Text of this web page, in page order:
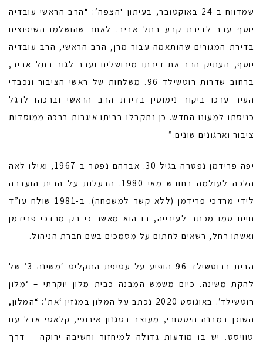
שמדווח ב-24 באוקטובר, בעיתון ‘הצפה’: “הרב הראשי עובדיה
יוסף עבר לדירת קבע בתל אביב. לאחר שהושלמו השיפוצים
בדירת המגורים שהותאמה עבור מרן, הרב הראשי, הרב עובדיה
יוסף, העתיק הרב את דירתו מירושלים ועבר לגור בתל אביב,
ברחוב שדרות רוטשילד 96. משלחות של ראשי הציבור ונכבדי
העיר ערכו ביקור נימוסין בדירת הרב הראשי וברכהו לרגל
כניסתו למעונו החדש. כן נתקבלו בביתו איגרות ברכה ממוסדות
ציבור וארגונים שונים.”
יפה פרידמן נפטרה בגיל 30. אברהם נפטר ב-1967, ואילו לאה
הלכה לעולמה בחודש מאי 1980. הבעלות על הבית הועברה
לידי מרדכי פרידמן (ללא קשר למשפחה). ב-1981 שולח עו”ד
חיים סמו מכתב לעירייה, בו הוא מאשר כי רק מרדכי פרידמן
ואשתו רחל, רשאים לחתום על מסמכים בשם חברת הניהול.
הבית ברוטשילד 96 הופיע על עטיפת התקליט ‘משינה 3’ של
להקת משינה. כיום משמש המבנה כבית מלון יוקרתי – ‘מלון
רוטשילד’. באוגוסט 2020 נכתב על המלון במגזין ‘את’: “המלון,
השוכן במבנה היסטורי, מעוצב בסגנון אירופי, קלאסי אבל עם
טוויסט. יש בו מודעות גדולה למיחזור וחשיבה ירוקה – דרך